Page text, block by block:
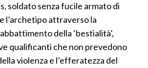
soldato senza fucile armato di
l’archetipo attraverso la
della ‘bestialità’,
qualificanti che non prevedono
violenza e l’efferatezza del